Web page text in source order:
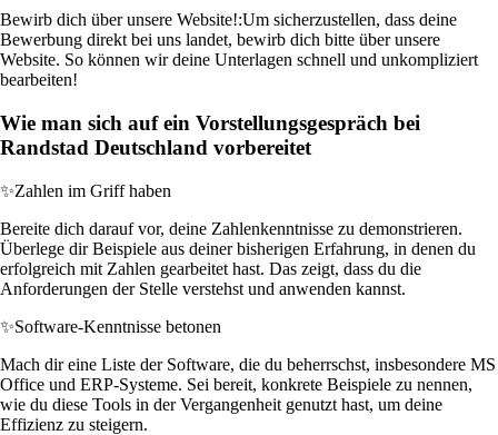
Bewirb dich über unsere Website!:Um sicherzustellen, dass deine
Bewerbung direkt bei uns landet, bewirb dich bitte über unsere
Website. So können wir deine Unterlagen schnell und unkompliziert
bearbeiten!
Wie man sich auf ein Vorstellungsgespräch bei
Randstad Deutschland vorbereitet
✨Zahlen im Griff haben
Bereite dich darauf vor, deine Zahlenkenntnisse zu demonstrieren.
Überlege dir Beispiele aus deiner bisherigen Erfahrung, in denen du
erfolgreich mit Zahlen gearbeitet hast. Das zeigt, dass du die
Anforderungen der Stelle verstehst und anwenden kannst.
✨Software-Kenntnisse betonen
Mach dir eine Liste der Software, die du beherrschst, insbesondere MS
Office und ERP-Systeme. Sei bereit, konkrete Beispiele zu nennen,
wie du diese Tools in der Vergangenheit genutzt hast, um deine
Effizienz zu steigern.